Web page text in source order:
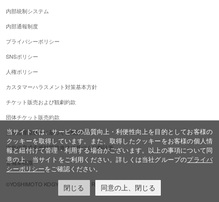
内部統制システム
内部通報制度
プライバシーポリシー
SNSポリシー
人権ポリシー
カスタマーハラスメント対策基本方針
チケット販売および観劇約款
団体チケット販売約款
女性活躍推進法に基づく行動計画
次世代育成支援対策推進法に基づく行動計画
警備業標識
©YOSHIMOTO KOGYO,ALL Rights Reserved.
当サイトでは、サービスの品質向上・利便性向上を目的としてお客様の
クッキーを取得しています。また、取得したクッキーをお客様の個人情
報と紐付けて管理・利用する場合がございます。以上の事項について同
意の上、当サイトをご利用ください。詳しくは当社グループのプライバ
シーポリシーをご確認ください。
閉じる 同意の上、閉じる